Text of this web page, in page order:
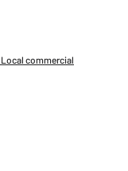
commercial